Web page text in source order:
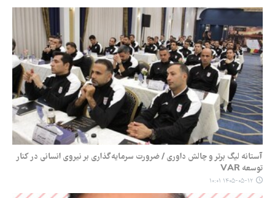
آستانه لیگ برتر و چالش داوری / ضرورت سرمایه‌گذاری بر نیروی انسانی در کنار
توسعه VAR
۱۴۰۵-۰۵-۱۲ ۱۰:۰۱